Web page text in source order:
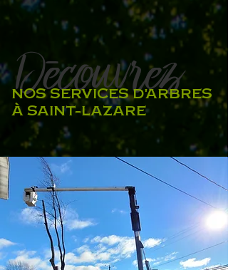
-
Decouvrez
NOS SERVICES D'ARBRES
À SAINT-LAZARE